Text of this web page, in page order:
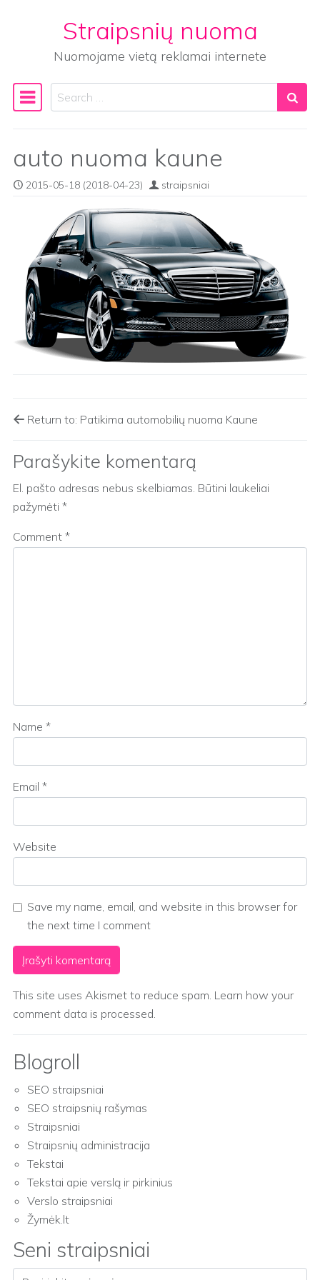
Straipsnių nuoma
Nuomojame vietą reklamai internete
Main Navigation
Search
auto nuoma kaune
2015-05-18 (2018-04-23) straipsniai
Return to: Patikima automobilių nuoma Kaune
Parašykite komentarą
El. pašto adresas nebus skelbiamas. Būtini laukeliai
pažymėti *
Comment *
Name *
Email *
Website
Save my name, email, and website in this browser for
the next time I comment
This site uses Akismet to reduce spam. Learn how your
comment data is processed.
Blogroll
SEO straipsniai
SEO straipsnių rašymas
Straipsniai
Straipsnių administracija
Tekstai
Tekstai apie verslą ir pirkinius
Verslo straipsniai
Žymėk.lt
Seni straipsniai
Seni straipsniai